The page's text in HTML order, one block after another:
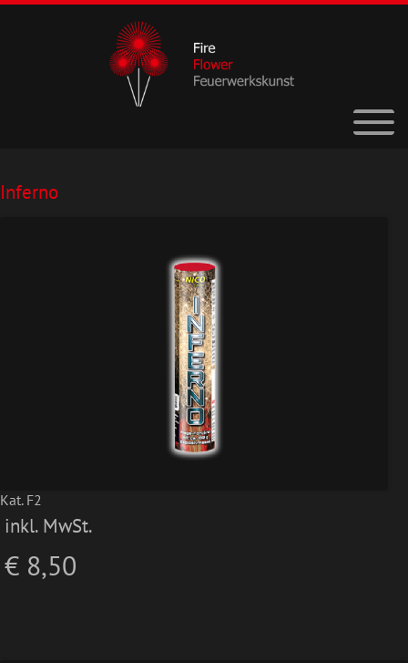
Inferno
Kat. F2
inkl. MwSt.
€ 8,50